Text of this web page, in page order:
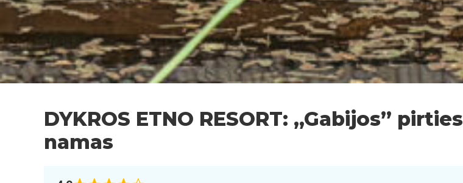
DYKROS ETNO RESORT: „Gabijos” pirties
namas